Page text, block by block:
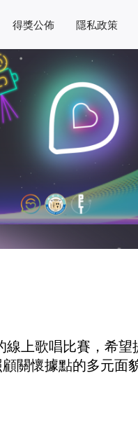
得獎公佈 隱私政策
線上歌唱比賽，希望
關懷據點的多元面貌